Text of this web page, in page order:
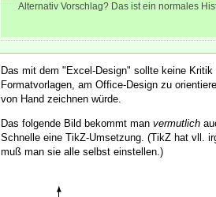
Alternativ Vorschlag? Das ist ein normales
Das mit dem "Excel-Design" sollte keine
Formatvorlagen, am Office-Design zu
von Hand zeichnen würde.
Das folgende Bild bekommt man vermutlich
Schnelle eine TikZ-Umsetzung. (TikZ hat vll.
muß man sie alle selbst einstellen.)